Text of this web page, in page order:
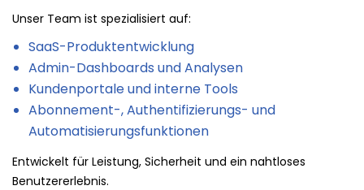
Unser Team ist spezialisiert auf:
SaaS-Produktentwicklung
Admin-Dashboards und Analysen
Kundenportale und interne Tools
Abonnement-, Authentifizierungs- und
Automatisierungsfunktionen
Entwickelt für Leistung, Sicherheit und ein nahtloses
Benutzererlebnis.